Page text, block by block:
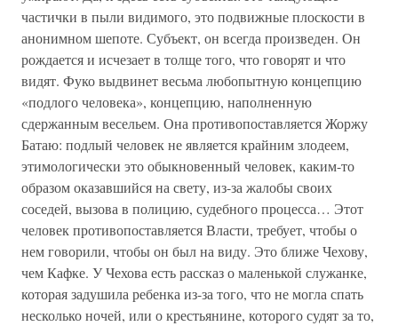
частички в пыли видимого, это подвижные плоскости в
анонимном шепоте. Субъект, он всегда произведен. Он
рождается и исчезает в толще того, что говорят и что
видят. Фуко выдвинет весьма любопытную концепцию
«подлого человека», концепцию, наполненную
сдержанным весельем. Она противопоставляется Жоржу
Батаю: подлый человек не является крайним злодеем,
этимологически это обыкновенный человек, каким-то
образом оказавшийся на свету, из-за жалобы своих
соседей, вызова в полицию, судебного процесса… Этот
человек противопоставляется Власти, требует, чтобы о
нем говорили, чтобы он был на виду. Это ближе Чехову,
чем Кафке. У Чехова есть рассказ о маленькой служанке,
которая задушила ребенка из-за того, что не могла спать
несколько ночей, или о крестьянине, которого судят за то,